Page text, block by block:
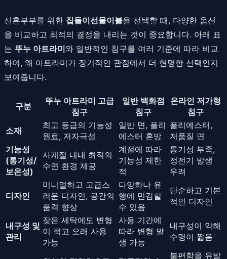
신혼부부를 위한 집들이선물이불을 선택할 때, 다양한 옵션
을 비교하고 최적의 결정을 내리는 것이 중요합니다. 아래 표
는 뚜누 아트라미와 일반적인 침구를 여러 기준에 따라 비교
하여, 왜 아트라미가 장기적인 관점에서 더 현명한 선택인지
보여줍니다.
구분
뚜누 아트라미 고급
침구
일반 백화점
침구
온라인 저가형
침구
소재
최고 등급의 기능성
원료, 저자극성
일반 면, 폴리
에스터 혼방
폴리에스터,
저품질 면
기능성
(통기성/
보온성)
사계절 내내 최적의
수면 환경 제공
계절에 따라
기능성 제한
적
통기성 부족,
정전기 발생
우려
디자인
미니멀하고 고급스
러운 디자인, 공간의
품격 향상
다양하나 유
행에 민감할
수 있음
단순하고 기본
적인 디자인
내구성 및
관리
잦은 세탁에도 변형
이 적고 오래 사용
가능
사용 기간에
따라 변형 발
생 가능
내구성이 약해
수명이 짧음
불편함을 유발